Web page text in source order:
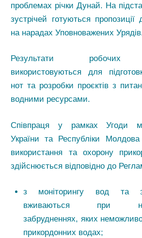
проблемах річки Дунай. На
зустрічей готуються пропозиції
на нарадах Уповноважених
Результати робочих
використовуються для
нот та розробки проєктів з
водними ресурсами.
Співпраця у рамках Угоди
України та Республіки
використання та охорону
здійснюється відповідно до
з моніторингу вод та
вживаються при
забрудненнях, яких
прикордонних водах;